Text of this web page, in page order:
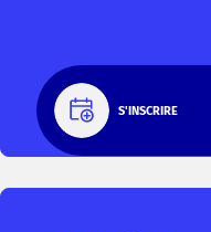
S'INSCRIRE